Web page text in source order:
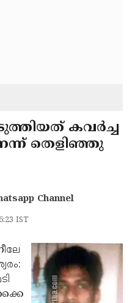
കവര്‍ച്ച
തെളിഞ്ഞു
Channel
IST